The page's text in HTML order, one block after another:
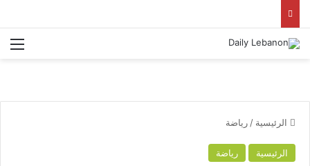
الرئيسية / رياضة
الرئيسية رياضة